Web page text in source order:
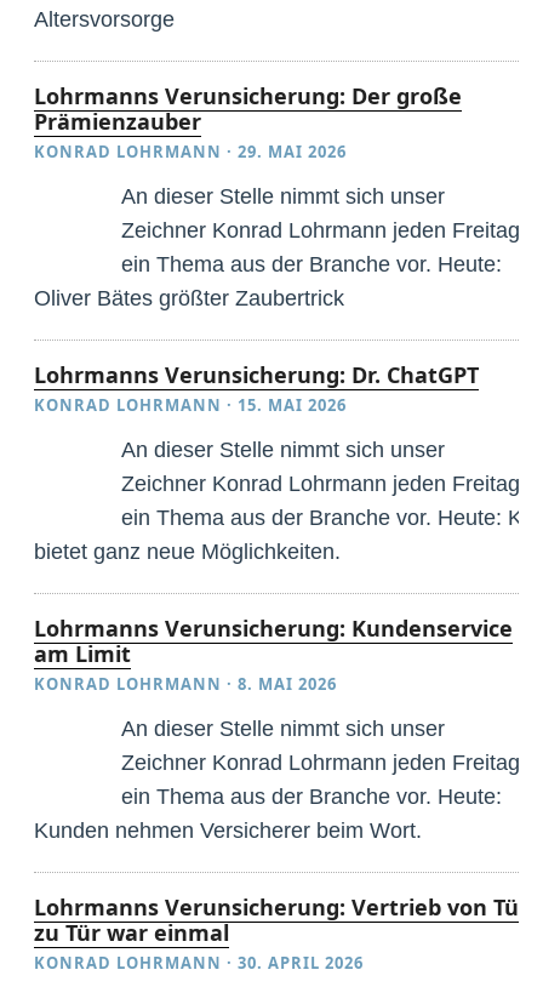
Altersvorsorge
Lohrmanns Verunsicherung: Der große
Prämienzauber
KONRAD LOHRMANN ·29. MAI 2026
An dieser Stelle nimmt sich unser
Zeichner Konrad Lohrmann jeden Freitag
ein Thema aus der Branche vor. Heute:
Oliver Bätes größter Zaubertrick
Lohrmanns Verunsicherung: Dr. ChatGPT
KONRAD LOHRMANN · 15. MAI 2026
An dieser Stelle nimmt sich unser
Zeichner Konrad Lohrmann jeden Freitag
ein Thema aus der Branche vor. Heute: KI
bietet ganz neue Möglichkeiten.
Lohrmanns Verunsicherung: Kundenservice
am Limit
KONRAD LOHRMANN ·8. MAI 2026
An dieser Stelle nimmt sich unser
Zeichner Konrad Lohrmann jeden Freitag
ein Thema aus der Branche vor. Heute:
Kunden nehmen Versicherer beim Wort.
Lohrmanns Verunsicherung: Vertrieb von Tür
zu Tür war einmal
KONRAD LOHRMANN ·30. APRIL 2026